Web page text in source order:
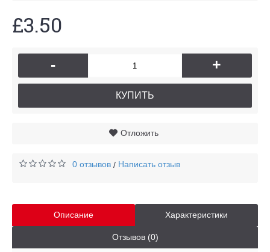
£3.50
- +
КУПИТЬ
Отложить
0 отзывов / Написать отзыв
Описание Характеристики
Отзывов (0)